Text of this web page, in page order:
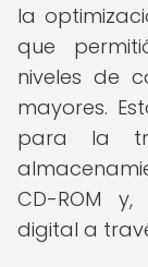
la
que
niveles de
mayores.
para la
CD-ROM
digital a